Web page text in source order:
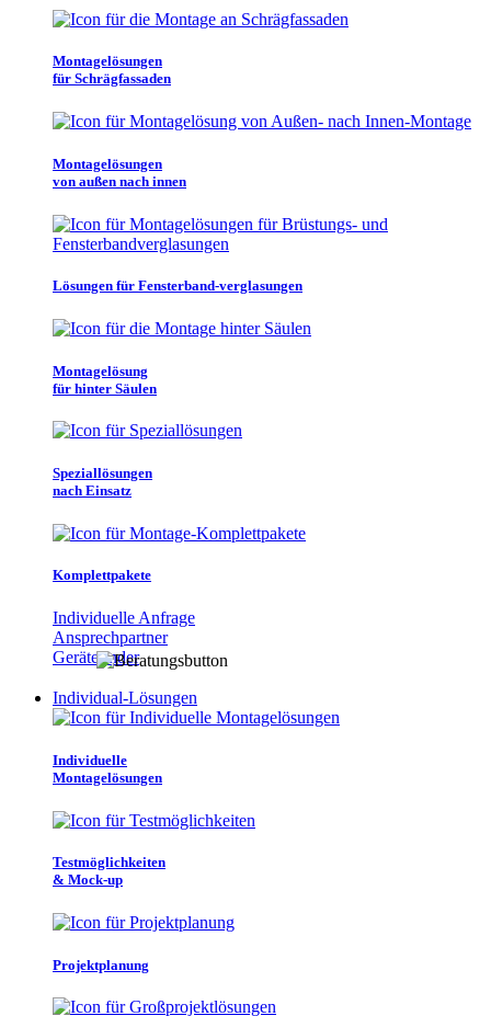
Montagelösungen
für Schrägfassaden
Montagelösungen
von außen nach innen
Lösungen für Fensterband-verglasungen
Montagelösung
für hinter Säulen
Speziallösungen
nach Einsatz
Komplettpakete
Individuelle Anfrage
Ansprechpartner
Gerätefinder
Individual-Lösungen
Individuelle
Montagelösungen
Testmöglichkeiten
& Mock-up
Projektplanung